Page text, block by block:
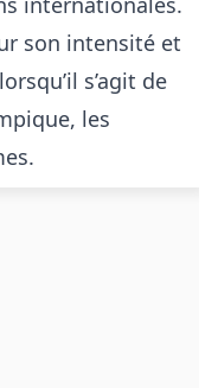
son intensité et
s’agit de
les